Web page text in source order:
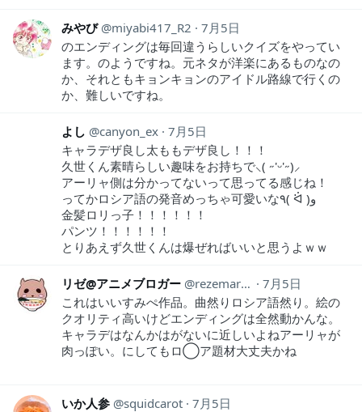
みやび miyabi417_R2
7月5日
のエンディングは毎回違うらしいクイズをやってい
ます。のようですね。元ネタが洋楽にあるものなの
か、それともキョンキョンのアイドル路線で行くの
か、難しいですね。
よし canyon_ex 7月5日
キャラデザ良し太ももデザ良し！！！
久世くん素晴らしい趣味をお持ちで⸜( ˶'ᵕ'˶)⸝
アーリャ側は分かってないって思ってる感じね！
ってかロシア語の発音めっちゃ可愛いな٩( ᐛ )و
金髪ロリっ子！！！！！！
パンツ！！！！！！
とりあえず久世くんは爆ぜればいいと思うよｗｗ
リゼ@アニメブロガー rezemaru1
7月5日
これはいいすみぺ作品。曲然りロシア語然り。絵の
クオリティ高いけどエンディングは全然動かんな。
キャラデはなんかはがないに近しいよねアーリャが
肉っぽい。にしてもロ◯ア題材大丈夫かね
いか人参 squidcarot 7月5日